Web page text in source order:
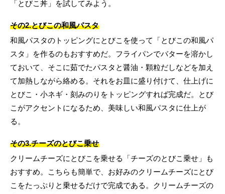
「とびこ丼」を試してみよう。
その2.とびこの和風パスタ
和風パスタのトッピングにとびこを使って「とびこの和風パ
スタ」を作るのもおすすめだ。フライパンでバターを溶かし
ておいて、そこに茹でたパスタと醤油・顆粒だしなどを加え
て加熱しながら絡める。それをお皿に盛り付けて、仕上げに
とびこ・小ネギ・刻みのりをトッピングすれば完成だ。とび
こがアクセントになるため、美味しい和風パスタに仕上が
る。
その3.チーズのとびこ乗せ
クリームチーズにとびこを乗せる「チーズのとびこ乗せ」も
おすすめ。こちらも簡単で、お好みのクリームチーズにとび
こをたっぷりと乗せるだけで完成である。クリームチーズの